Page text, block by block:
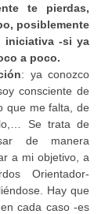
te pierdas,
posiblemente
iniciativa -si ya
a poco.
: ya conozco
consciente de
que me falta, de
Se trata de
de manera
a mi objetivo, a
Orientador-
Hay que
cada caso -es